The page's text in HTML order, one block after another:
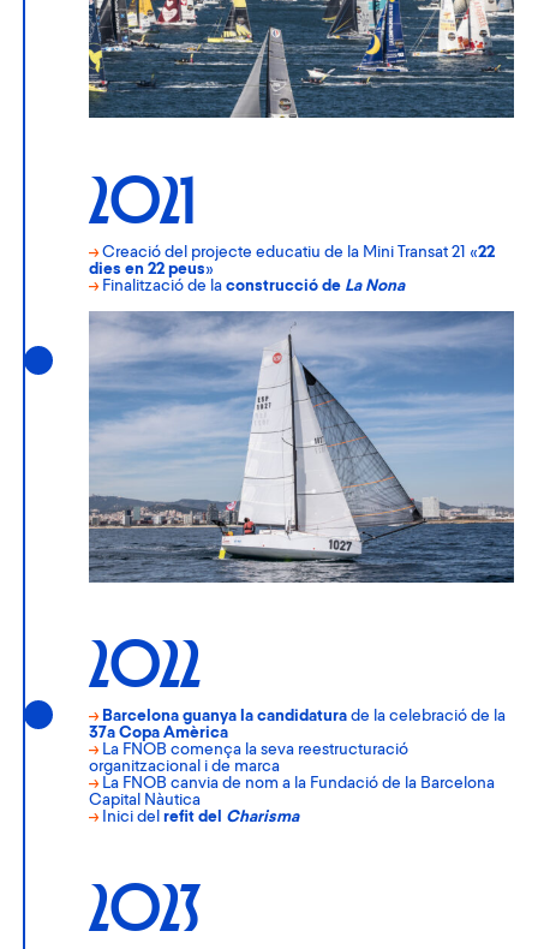
2021
→ Creació del projecte educatiu de la Mini Transat 21 «22
dies en 22 peus»
→ Finalització de la construcció de La Nona
2022
→ Barcelona guanya la candidatura de la celebració de la
37a Copa Amèrica
→ La FNOB comença la seva reestructuració
organitzacional i de marca
→ La FNOB canvia de nom a la Fundació de la Barcelona
Capital Nàutica
→ Inici del refit del Charisma
2023